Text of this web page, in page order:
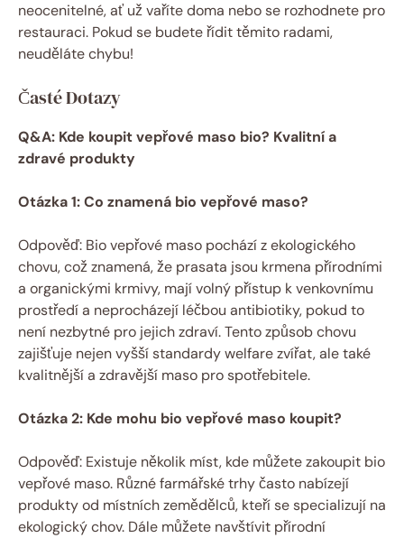
⁣neocenitelné, ať už vaříte doma nebo se rozhodnete⁢ pro
restauraci. Pokud se budete řídit těmito radami,
neuděláte chybu!
Časté Dotazy
Q&A: Kde koupit vepřové ⁤maso ⁤bio?⁢ Kvalitní a
zdravé produkty
Otázka 1: Co ⁢znamená bio vepřové maso?
Odpověď: Bio vepřové maso pochází ‌z ekologického
chovu, což znamená, že prasata jsou krmena přírodními
a ⁤organickými krmivy, mají volný přístup ​k venkovnímu‌
prostředí a neprocházejí léčbou antibiotiky,​ pokud⁢ to⁣
není nezbytné ⁣pro jejich zdraví. Tento způsob chovu
zajišťuje nejen vyšší⁢ standardy welfare zvířat, ale také
kvalitnější a zdravější maso pro spotřebitele.
Otázka 2: Kde mohu‌ bio vepřové maso koupit?
Odpověď: Existuje několik míst, kde můžete zakoupit bio‍
vepřové ​maso. Různé⁤ farmářské trhy⁤ často nabízejí
produkty od ‍místních zemědělců, kteří se‌ specializují na
ekologický⁤ chov. Dále ⁢můžete navštívit ⁣přírodní